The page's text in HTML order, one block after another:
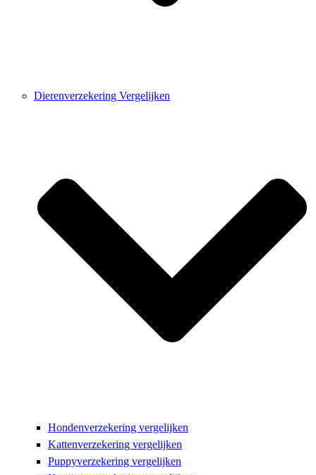
Dierenverzekering Vergelijken
Hondenverzekering vergelijken
Kattenverzekering vergelijken
Puppyverzekering vergelijken